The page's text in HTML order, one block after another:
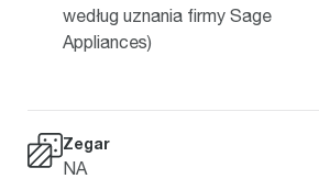
według uznania firmy Sage
Appliances)
Zegar
NA